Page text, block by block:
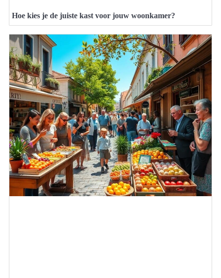
Hoe kies je de juiste kast voor jouw woonkamer?